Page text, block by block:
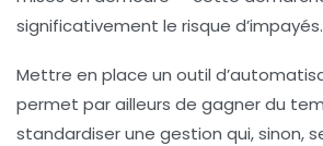
significativement le risque d’impayés.
Mettre en place un outil
permet par ailleurs de gagner du
standardiser une gestion qui, sinon,